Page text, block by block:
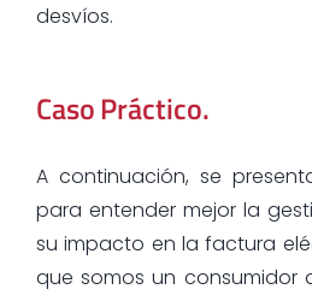
desvíos.
Caso Práctico.
A continuación, se
para entender mejor la
su impacto en la factura
que somos un consumidor